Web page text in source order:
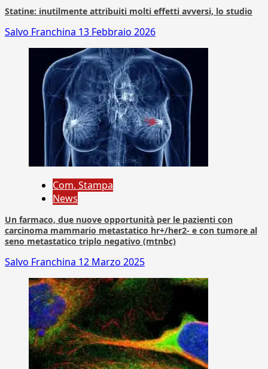
Statine: inutilmente attribuiti molti effetti avversi, lo studio
Salvo Franchina 13 Febbraio 2026
Com. Stampa
News
Un farmaco, due nuove opportunità per le pazienti con
carcinoma mammario metastatico hr+/her2- e con tumore al
seno metastatico triplo negativo (mtnbc)
Salvo Franchina 12 Marzo 2025